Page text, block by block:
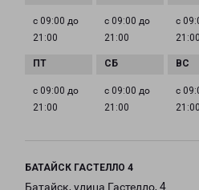
с 09:00 до
21:00
с 09:00 до
21:00
с
21:00
с 09:00 до
21:00
с 09:00 до
21:00
с
21:00
БАТАЙСК ГАСТЕЛЛО 4
Батайск, улица Гастелло, 4